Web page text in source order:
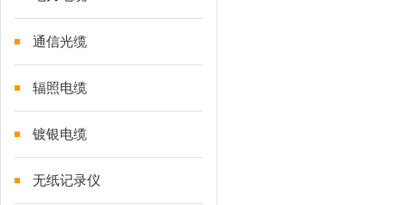
通信光缆
辐照电缆
镀银电缆
无纸记录仪